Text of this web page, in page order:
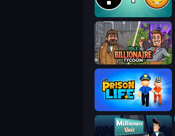
Idle Billionaire Tycoon
Prison Life